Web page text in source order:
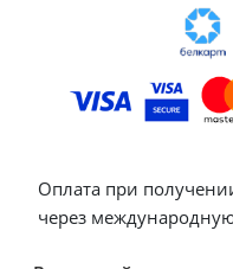
Оплата при
через